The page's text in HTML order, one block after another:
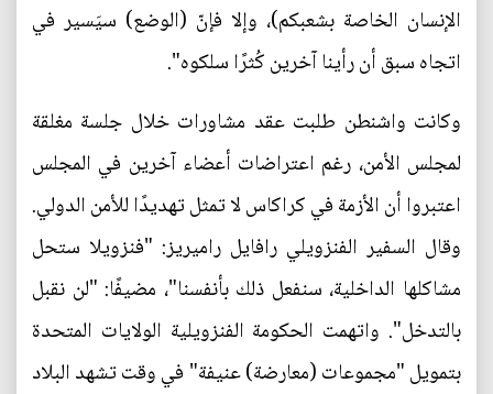
الإنسان الخاصة بشعبكم)، وإلا فإنّ (الوضع) سيَسير في
اتجاه سبق أن رأينا آخرين كُثرًا سلكوه".
وكانت واشنطن طلبت عقد مشاورات خلال جلسة مغلقة
لمجلس الأمن، رغم اعتراضات أعضاء آخرين في المجلس
اعتبروا أن الأزمة في كراكاس لا تمثل تهديدًا للأمن الدولي.
وقال السفير الفنزويلي رافايل راميريز: "فنزويلا ستحل
مشاكلها الداخلية، سنفعل ذلك بأنفسنا"، مضيفًا: "لن نقبل
بالتدخل". واتهمت الحكومة الفنزويلية الولايات المتحدة
بتمويل "مجموعات (معارضة) عنيفة" في وقت تشهد البلاد